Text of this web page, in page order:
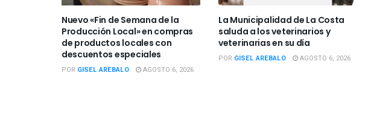
Nuevo «Fin de Semana de la
Producción Local» en compras
de productos locales con
descuentos especiales
POR GISEL AREBALO AGOSTO 6, 2026
La Municipalidad de La Costa
saluda a los veterinarios y
veterinarias en su día
POR GISEL AREBALO AGOSTO 6, 2026